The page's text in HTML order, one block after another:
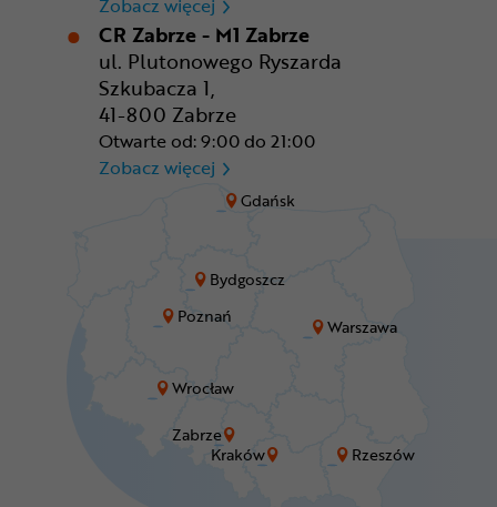
Bydgoszcz
Gdańsk
Kraków
Poznań
Rzeszów
Warszawa
Wrocław
Zabrze
Zobacz więcej
CR Zabrze - M1 Zabrze
ul. Plutonowego Ryszarda
Szkubacza 1,
41-800 Zabrze
Otwarte od: 9:00 do 21:00
Zobacz więcej CR Zabrze - M1 Zabrze